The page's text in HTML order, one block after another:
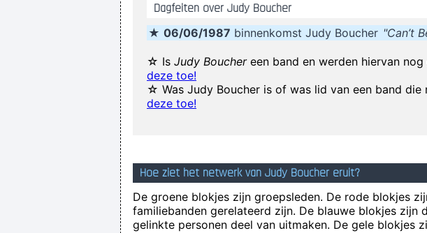
It was a very formative time for me when I was getting into
... Just as Jesus created
Dagfeiten over Judy Boucher
★ 06/06/1987 binnenkomst Judy Boucher "Can’t
☆ Is Judy Bouchereen band en werden hiervan nog
deze toe!
☆ Was Judy Boucher is of was lid van een band
deze toe!
Hoe ziet het netwerk van Judy Boucher eruit?
De groene blokjes zijn groepsleden. De rode blokjes
familiebanden gerelateerd zijn. De blauwe blokjes zijn
gelinkte personen deel van uitmaken. De gele blokjes